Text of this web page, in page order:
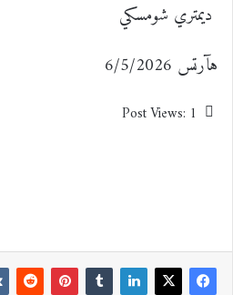
ديمتري شومسكي
هآرتس 6/5/2026
Post Views: 1